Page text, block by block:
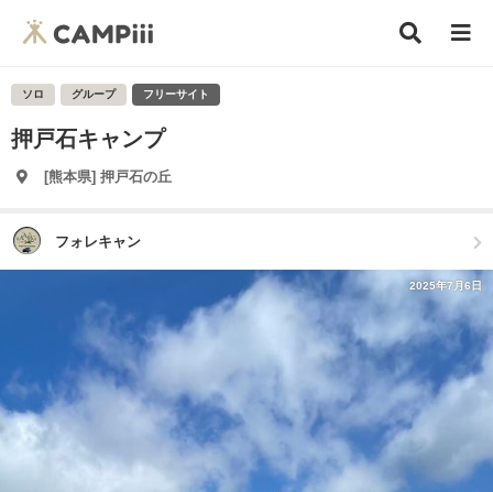
ソロ グループ フリーサイト
押戸石キャンプ
[熊本県] 押戸石の丘
フォレキャン
2025年7月6日